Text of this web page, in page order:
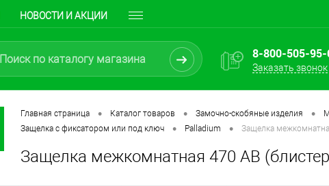
НОВОСТИ И АКЦИИ
8-800-505-95-
Заказать звонок
Главная страница • Каталог товаров • Замочно-скобяные изделия •
Защелка с фиксатором или под ключ • Palladium • Защелка
Защелка межкомнатная 470 АВ